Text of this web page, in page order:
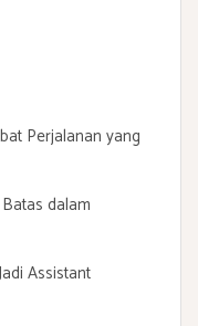
Perjalanan yang
dalam
Assistant